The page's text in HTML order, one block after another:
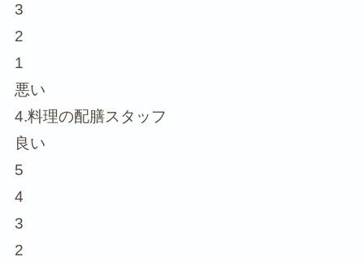
3
2
1
悪い
4.料理の配膳スタッフ
良い
5
4
3
2